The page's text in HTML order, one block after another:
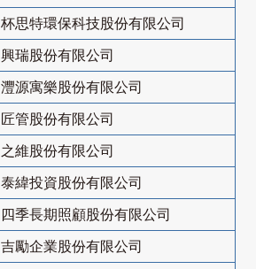
杯思特環保科技股份有限公司
興瑞股份有限公司
灃源寓樂股份有限公司
匠管股份有限公司
之維股份有限公司
泰緯投資股份有限公司
四季長期照顧股份有限公司
吉勵企業股份有限公司